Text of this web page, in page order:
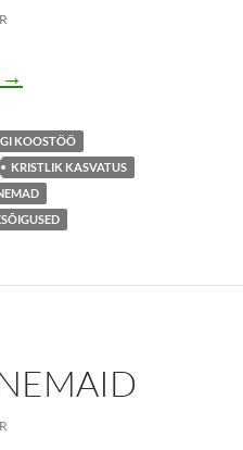
KOOL JA KASVATUS
→
KOOSTÖÖ
KRISTLIK KASVATUS